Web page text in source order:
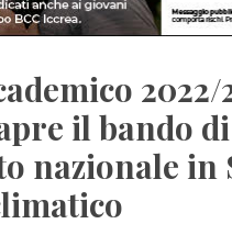
2022/
il bando
nazionale in